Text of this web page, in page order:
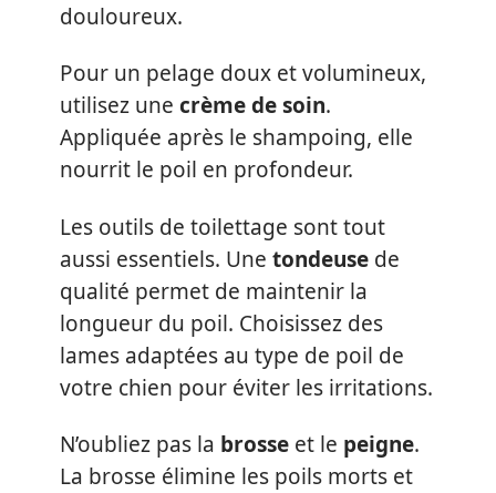
douloureux.
Pour un pelage doux et volumineux,
utilisez une crème de soin.
Appliquée après le shampoing, elle
nourrit le poil en profondeur.
Les outils de toilettage sont tout
aussi essentiels. Une tondeuse de
qualité permet de maintenir la
longueur du poil. Choisissez des
lames adaptées au type de poil de
votre chien pour éviter les irritations.
N’oubliez pas la brosse et le peigne.
La brosse élimine les poils morts et